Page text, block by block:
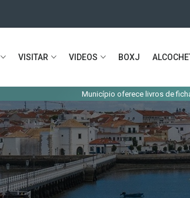
VISITAR VIDEOS BOXJ
Município oferece livros de fichas e